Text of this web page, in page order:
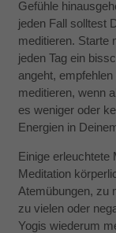
Gefühle
jeden Fall solltest
meditieren. Starte
jeden Tag ein
angeht,
meditieren, wenn
es weniger oder
Energien in
Einige erleuchtete
Meditation
Atemübungen, zu
zu vielen oder
Yogis wiederum